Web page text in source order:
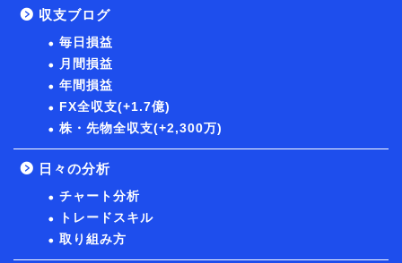
収支ブログ
毎日損益
月間損益
年間損益
FX全収支(+1.7億)
株・先物全収支(+2,300万)
日々の分析
チャート分析
トレードスキル
取り組み方